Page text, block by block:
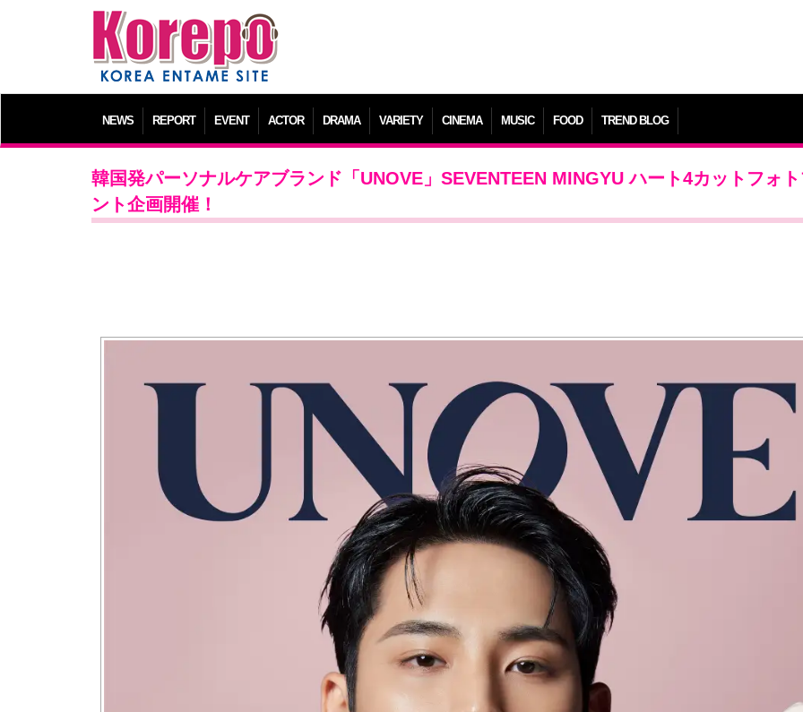
NEWS REPORT EVENT ACTOR DRAMA VARIETY CINEMA MUSIC FOOD TREND BLOG
韓国発パーソナルケアブランド「UNOVE」SEVENTEEN MINGYU ハート4カットフォ
ント企画開催！